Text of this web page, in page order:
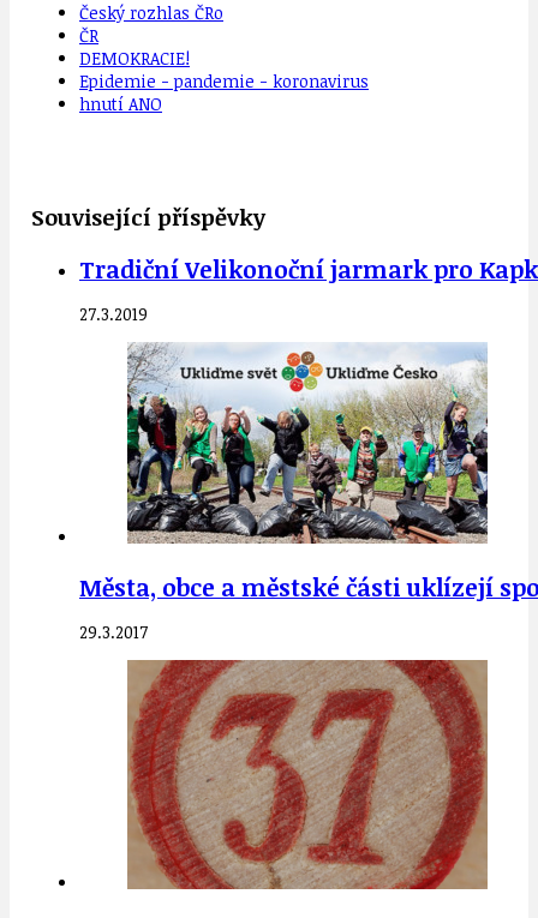
Český rozhlas ČRo
ČR
DEMOKRACIE!
Epidemie - pandemie - koronavirus
hnutí ANO
Související příspěvky
Tradiční Velikonoční jarmark pro
27.3.2019
Města, obce a městské části uklízejí
29.3.2017